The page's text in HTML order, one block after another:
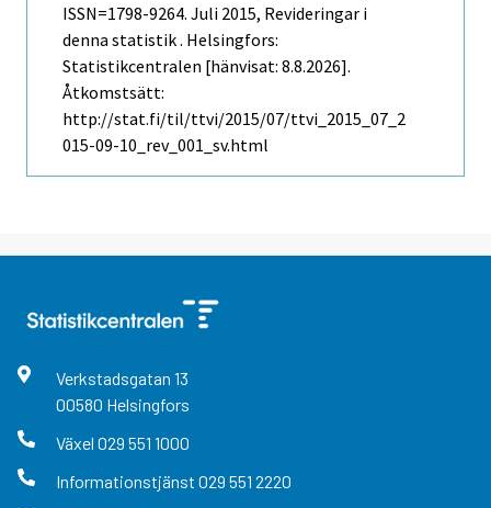
ISSN=1798-9264. Juli 2015, Revideringar i
denna statistik . Helsingfors:
Statistikcentralen [hänvisat: 8.8.2026].
Åtkomstsätt:
http://stat.fi/til/ttvi/2015/07/ttvi_2015_07_2
015-09-10_rev_001_sv.html
Verkstadsgatan 13
00580 Helsingfors
Växel 029 551 1000
Informationstjänst 029 551 2220